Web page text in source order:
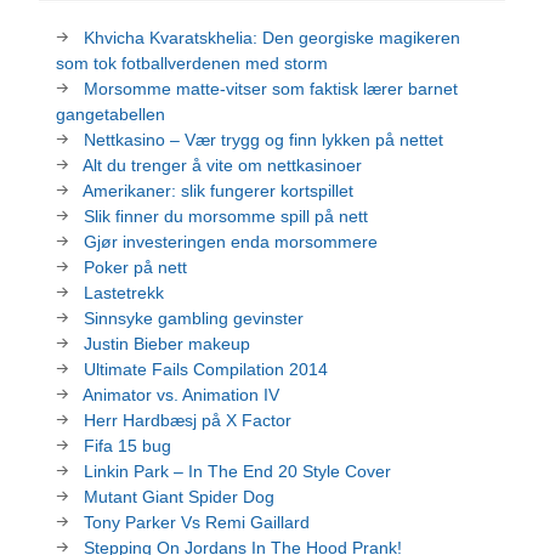
Khvicha Kvaratskhelia: Den georgiske magikeren
som tok fotballverdenen med storm
Morsomme matte-vitser som faktisk lærer barnet
gangetabellen
Nettkasino – Vær trygg og finn lykken på nettet
Alt du trenger å vite om nettkasinoer
Amerikaner: slik fungerer kortspillet
Slik finner du morsomme spill på nett
Gjør investeringen enda morsommere
Poker på nett
Lastetrekk
Sinnsyke gambling gevinster
Justin Bieber makeup
Ultimate Fails Compilation 2014
Animator vs. Animation IV
Herr Hardbæsj på X Factor
Fifa 15 bug
Linkin Park – In The End 20 Style Cover
Mutant Giant Spider Dog
Tony Parker Vs Remi Gaillard
Stepping On Jordans In The Hood Prank!